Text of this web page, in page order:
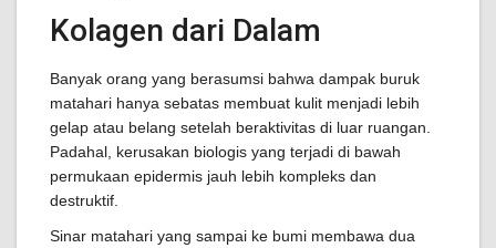
Kolagen dari Dalam
Banyak orang yang berasumsi bahwa dampak buruk
matahari hanya sebatas membuat kulit menjadi lebih
gelap atau belang setelah beraktivitas di luar ruangan.
Padahal, kerusakan biologis yang terjadi di bawah
permukaan epidermis jauh lebih kompleks dan
destruktif.
Sinar matahari yang sampai ke bumi membawa dua